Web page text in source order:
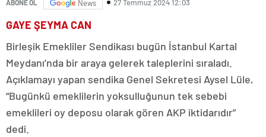
ABONE OL News 27 Temmuz 2024 12:03
GAYE ŞEYMA CAN
Birleşik Emekliler Sendikası bugün İstanbul Kartal
Meydanı’nda bir araya gelerek taleplerini sıraladı.
Açıklamayı yapan sendika Genel Sekretesi Aysel Lüle,
“Bugünkü emeklilerin yoksulluğunun tek sebebi
emeklileri oy deposu olarak gören AKP iktidarıdır”
dedi.